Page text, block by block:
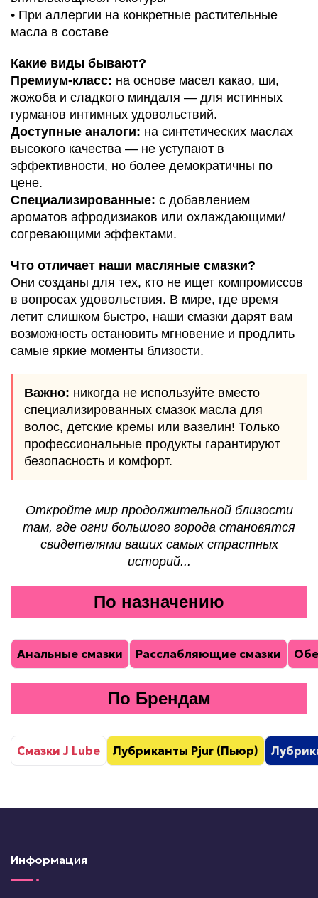
• При аллергии на конкретные растительные
масла в составе
Какие виды бывают?
Премиум-класс: на основе масел какао, ши,
жожоба и сладкого миндаля — для истинных
гурманов интимных удовольствий.
Доступные аналоги: на синтетических маслах
высокого качества — не уступают в
эффективности, но более демократичны по
цене.
Специализированные: с добавлением
ароматов афродизиаков или охлаждающими/
согревающими эффектами.
Что отличает наши масляные смазки?
Они созданы для тех, кто не ищет компромиссов
в вопросах удовольствия. В мире, где время
летит слишком быстро, наши смазки дарят вам
возможность остановить мгновение и продлить
самые яркие моменты близости.
Важно: никогда не используйте вместо
специализированных смазок масла для
волос, детские кремы или вазелин! Только
профессиональные продукты гарантируют
безопасность и комфорт.
Откройте мир продолжительной близости
там, где огни большого города становятся
свидетелями ваших самых страстных
историй...
По назначению
Анальные смазки Расслабляющие смазки
По Брендам
Смазки J Lube Лубриканты Pjur (Пьюр)
Информация